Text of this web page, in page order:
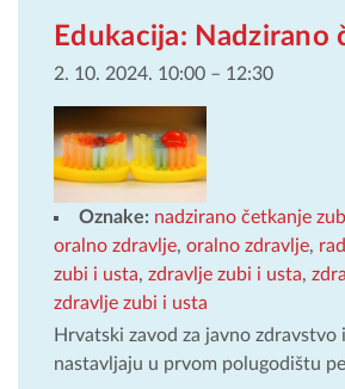
Edukacija:
2. 10. 2024. 10:00 – 12:30
Oznake: nadzirano četkanje
oralno zdravlje, oralno zdravlje,
zubi i usta, zdravlje zubi i usta,
zdravlje zubi i usta
Hrvatski zavod za javno
nastavljaju u prvom polugodištu